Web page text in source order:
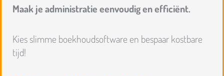
Maak je administratie eenvoudig en efficiënt.
Kies slimme boekhoudsoftware en bespaar kostbare
tijd!